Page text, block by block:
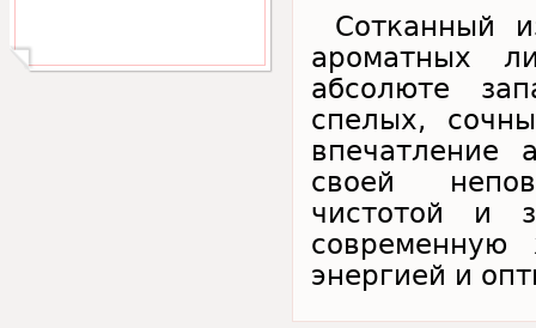
Сотканный
ароматных
абсолюте
спелых,
впечатление
своей
чистотой и
современную
энергией и